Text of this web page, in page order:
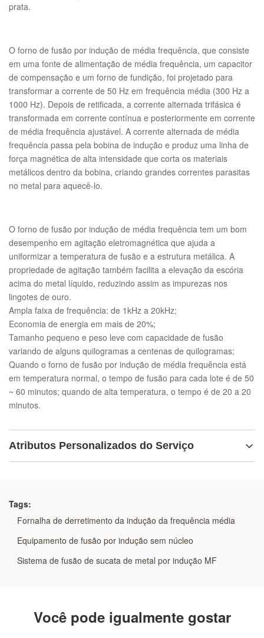
prata.
O forno de fusão por indução de média frequência, que consiste
em uma fonte de alimentação de média frequência, um capacitor
de compensação e um forno de fundição, foi projetado para
transformar a corrente de 50 Hz em frequência média (300 Hz a
1000 Hz). Depois de retificada, a corrente alternada trifásica é
transformada em corrente contínua e posteriormente em corrente
de média frequência ajustável. A corrente alternada de média
frequência passa pela bobina de indução e produz uma linha de
força magnética de alta intensidade que corta os materiais
metálicos dentro da bobina, criando grandes correntes parasitas
no metal para aquecê-lo.
O forno de fusão por indução de média frequência tem um bom
desempenho em agitação eletromagnética que ajuda a
uniformizar a temperatura de fusão e a estrutura metálica. A
propriedade de agitação também facilita a elevação da escória
acima do metal líquido, reduzindo assim as impurezas nos
lingotes de ouro.
Ampla faixa de frequência: de 1kHz a 20kHz;
Economia de energia em mais de 20%;
Tamanho pequeno e peso leve com capacidade de fusão
variando de alguns quilogramas a centenas de quilogramas;
Quando o forno de fusão por indução de média frequência está
em temperatura normal, o tempo de fusão para cada lote é de 50
~ 60 minutos; quando de alta temperatura, o tempo é de 20 a 20
minutos.
Atributos Personalizados do Serviço
Forno de fusão por indução de alumínio de frequência
média
Tags:
Fornalha de derretimento da indução da frequência média
Equipamento de fusão por indução sem núcleo
Sistema de fusão de sucata de metal por indução MF
Você pode igualmente gostar